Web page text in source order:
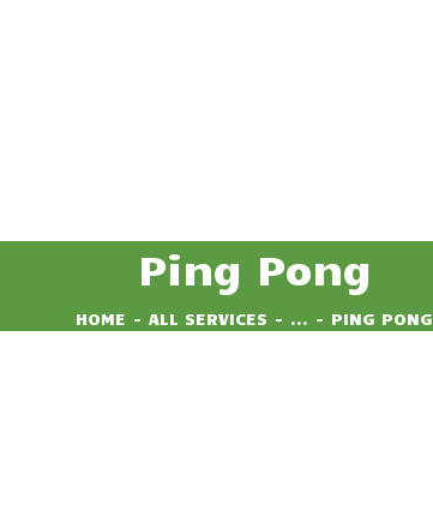
Ping Pong
HOME ALL SERVICES ... PING PONG
GALERIE
CONTACT